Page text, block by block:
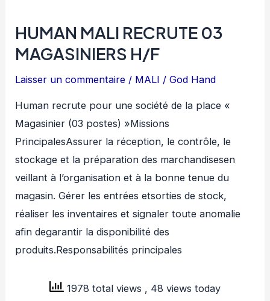
HUMAN MALI RECRUTE 03
MAGASINIERS H/F
Laisser un commentaire / MALI /God Hand
Human recrute pour une société de la place «
Magasinier (03 postes) »Missions
PrincipalesAssurer la réception, le contrôle, le
stockage et la préparation des marchandisesen
veillant à l’organisation et à la bonne tenue du
magasin. Gérer les entrées etsorties de stock,
réaliser les inventaires et signaler toute anomalie
afin degarantir la disponibilité des
produits.Responsabilités principales
1978 total views , 48 views today